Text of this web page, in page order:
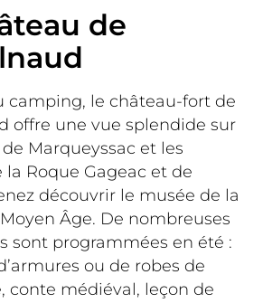
de
camping, le château-fort de
offre une vue splendide sur
Marqueyssac et les
la Roque Gageac et de
découvrir le musée de la
Âge. De nombreuses
sont programmées en été :
ou de robes de
conte médiéval, leçon de